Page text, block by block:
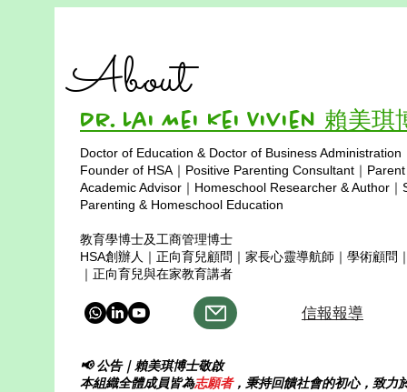
Copyright ©
About
Dr. Lai Mei Kei Vivien 賴美琪
Doctor of Education & Doctor of Business Administration
Founder of HSA｜Positive Parenting Consultant｜
Academic Advisor｜Homeschool Researcher & Author
Parenting & Homeschool Education
教育學博士及工商管理博士
HSA創辦人｜正向育兒顧問｜家長心靈導航師｜學術顧問
｜正向育兒與在家教育講者
信報報導
📢 公告｜賴美琪博士敬啟
本組織全體成員皆為志願者，秉持回饋社會的初心，致力